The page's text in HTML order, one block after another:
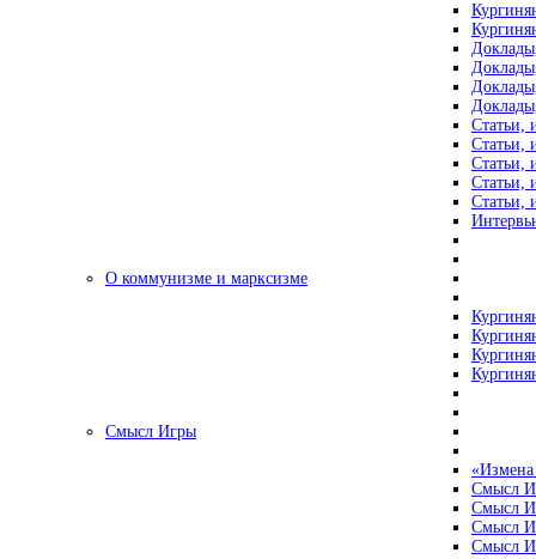
Статьи,
Статьи,
Статьи,
Статьи,
Статьи,
О коммунизме и марксизме
Смысл Игры
«Измена
Смысл
Смысл
Смысл
Смысл